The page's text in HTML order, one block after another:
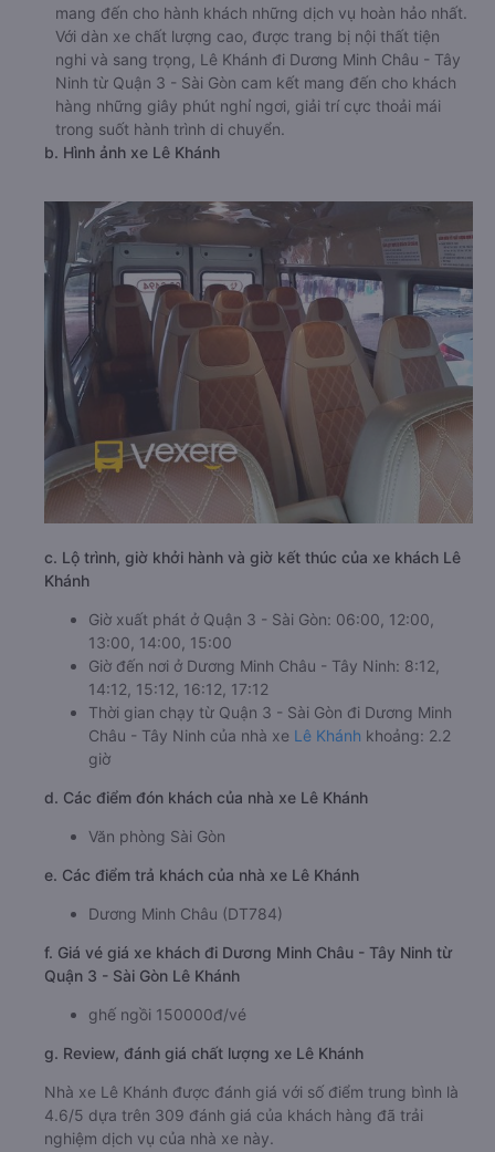
mang đến cho hành khách những dịch vụ hoàn hảo nhất.
Với dàn xe chất lượng cao, được trang bị nội thất tiện
nghi và sang trọng, Lê Khánh đi Dương Minh Châu - Tây
Ninh từ Quận 3 - Sài Gòn cam kết mang đến cho khách
hàng những giây phút nghỉ ngơi, giải trí cực thoải mái
trong suốt hành trình di chuyển.
b. Hình ảnh xe Lê Khánh
c. Lộ trình, giờ khởi hành và giờ kết thúc của xe khách Lê
Khánh
Giờ xuất phát ở Quận 3 - Sài Gòn: 06:00, 12:00,
13:00, 14:00, 15:00
Giờ đến nơi ở Dương Minh Châu - Tây Ninh: 8:12,
14:12, 15:12, 16:12, 17:12
Thời gian chạy từ Quận 3 - Sài Gòn đi Dương Minh
Châu - Tây Ninh của nhà xe Lê Khánh khoảng: 2.2
giờ
d. Các điểm đón khách của nhà xe Lê Khánh
Văn phòng Sài Gòn
e. Các điểm trả khách của nhà xe Lê Khánh
Dương Minh Châu (DT784)
f. Giá vé giá xe khách đi Dương Minh Châu - Tây Ninh từ
Quận 3 - Sài Gòn Lê Khánh
ghế ngồi 150000đ/vé
g. Review, đánh giá chất lượng xe Lê Khánh
Nhà xe Lê Khánh được đánh giá với số điểm trung bình là
4.6/5 dựa trên 309 đánh giá của khách hàng đã trải
nghiệm dịch vụ của nhà xe này.